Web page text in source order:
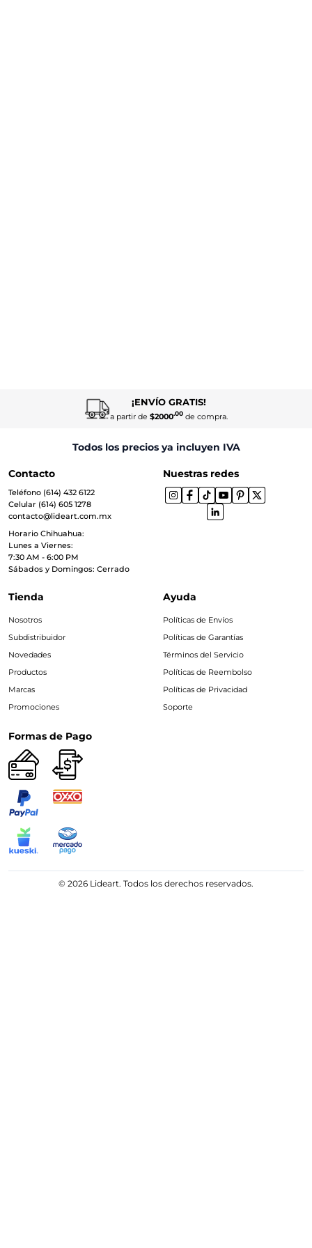
¡ENVÍO GRATIS!
a partir de $2000.00de compra.
Todos los precios ya incluyen IVA
Contacto
Teléfono (614) 432 6122
Celular (614) 605 1278
contacto@lideart.com.mx
Horario Chihuahua:
Lunes a Viernes:
7:30 AM - 6:00 PM
Sábados y Domingos: Cerrado
Nuestras redes
Tienda
Nosotros
Subdistribuidor
Novedades
Productos
Marcas
Promociones
Ayuda
Políticas de Envíos
Políticas de Garantías
Términos del Servicio
Políticas de Reembolso
Políticas de Privacidad
Soporte
Formas de Pago
© 2026 Lideart. Todos los derechos reservados.